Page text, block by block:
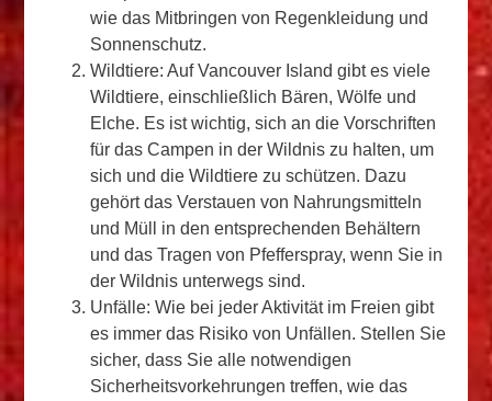
wie das Mitbringen von Regenkleidung und
Sonnenschutz.
Wildtiere: Auf Vancouver Island gibt es viele
Wildtiere, einschließlich Bären, Wölfe und
Elche. Es ist wichtig, sich an die Vorschriften
für das Campen in der Wildnis zu halten, um
sich und die Wildtiere zu schützen. Dazu
gehört das Verstauen von Nahrungsmitteln
und Müll in den entsprechenden Behältern
und das Tragen von Pfefferspray, wenn Sie in
der Wildnis unterwegs sind.
Unfälle: Wie bei jeder Aktivität im Freien gibt
es immer das Risiko von Unfällen. Stellen Sie
sicher, dass Sie alle notwendigen
Sicherheitsvorkehrungen treffen, wie das